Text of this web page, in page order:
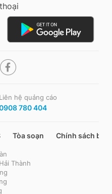
Liên hệ quảng cáo
780 404
Tòa soạn Chính sách bảo
Thành